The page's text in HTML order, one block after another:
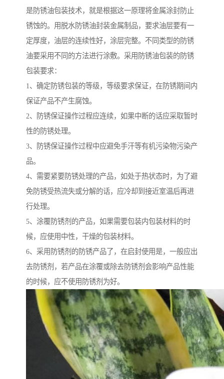
是防锈油包装技术，就是根据这一原理将金属涂封防止
锈蚀的。用脱水防锈油封装金属制品，要求油层要有一
定厚度，油层的连续性好，涂层完整。不同类型的防锈
油要采用不同的方法进行涂敷。采用防锈油包装的防锈
包装要求：
1、确定防锈包装的等级，等级要求保证，在防锈期间内
保证产品不产生腐蚀。
2、防锈保证操作过程应连续，如果中断的话应采取暂时
性的防锈处理。
3、防锈保证操作过程中应避免手汗等有机污染物污染产
品。
4、需要紧要防锈处理的产品，如处于热状态时，为了避
免防锈受热流失或分解的话，应冷却到接近室温后再进
行处理。
5、涂覆防锈剂的产品，如果需要包装内包装材料的时
候，应使用中性，干燥的包装材料。
6、采用防锈剂的防锈产品了，在启封使用是，一般应出
去防锈剂，若产品在涂覆或除去防锈剂会影响产品性能
的时候，应不使用防锈剂为好。